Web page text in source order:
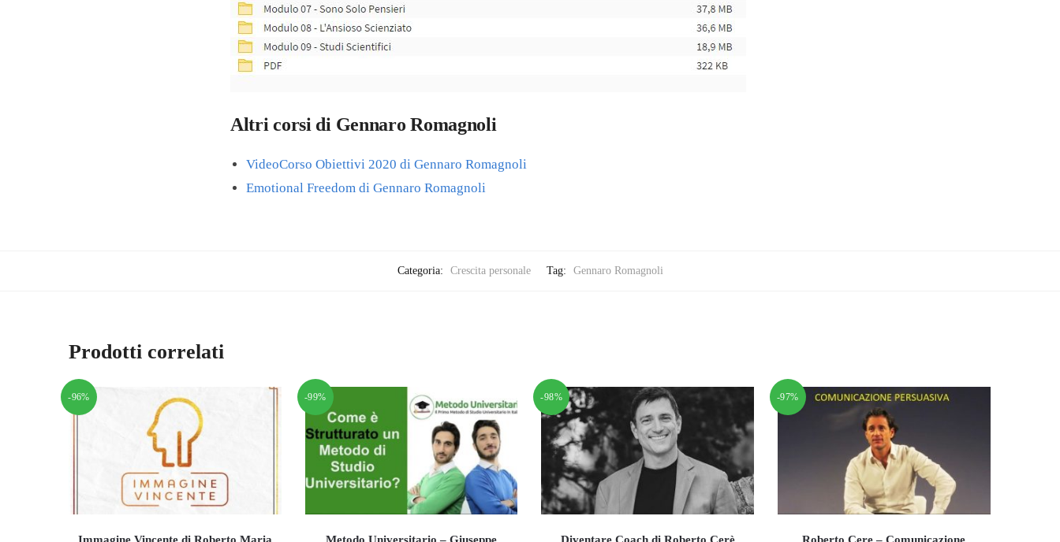
Altri corsi di Gennaro Romagnoli
VideoCorso Obiettivi 2020 di Gennaro Romagnoli
Emotional Freedom di Gennaro Romagnoli
Categoria: Crescita personale Tag: Gennaro Romagnoli
Prodotti correlati
-96% -99% -98% -97%